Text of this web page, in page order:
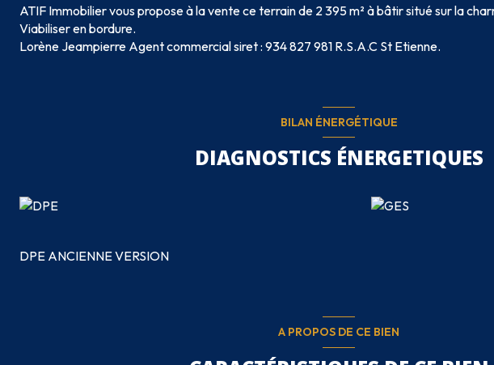
ATIF Immobilier vous propose à la vente ce terrain de 2 395 m² à bâtir situé sur la
Viabiliser en bordure.
Lorène Jeampierre Agent commercial siret : 934 827 981 R.S.A.C St Etienne.
BILAN ÉNERGÉTIQUE
DIAGNOSTICS ÉNERGETIQUES
DPE ANCIENNE VERSION
A PROPOS DE CE BIEN